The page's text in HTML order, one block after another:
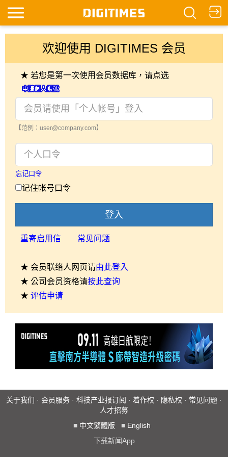
欢迎使用 DIGITIMES 会员
★ 若您是第一次使用会员数据库，请点选
【范例：user@company.com】
忘记口令
记住帐号口令
登入
重寄启用信 常见问题
★ 会员联络人网页请由此登入
★ 公司会员资格请按此查询
★ 评估申请
关于我们 · 会员服务 · 科技产业报订阅 · 着作权 · 隐私权 · 常见问题 ·
人才招募
■ 中文繁體版 ■ English
下载新闻App